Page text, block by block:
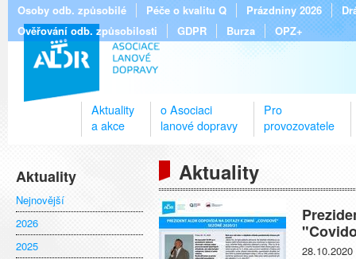
Osoby odb. způsobilé Péče o kvalitu Q Prázdniny 2026
Ověřování odb. způsobilosti
GDPR Burza OPZ+
Aktuality
a akce
o Asociaci
lanové dopravy
Pro
provozovatele
Aktuality
Nejnovější
2026
2025
Aktuality
28.10.2020